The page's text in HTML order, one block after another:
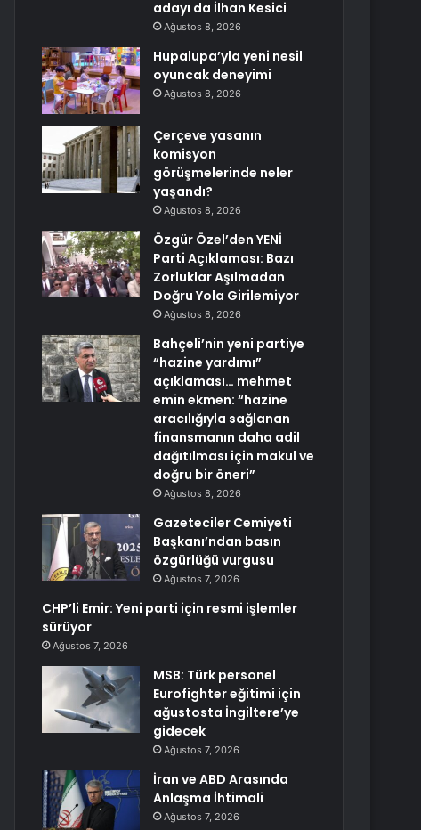
adayı da İlhan Kesici
Ağustos 8, 2026
Hupalupa’yla yeni nesil
oyuncak deneyimi
Ağustos 8, 2026
Çerçeve yasanın
komisyon
görüşmelerinde neler
yaşandı?
Ağustos 8, 2026
Özgür Özel’den YENİ
Parti Açıklaması: Bazı
Zorluklar Aşılmadan
Doğru Yola Girilemiyor
Ağustos 8, 2026
Bahçeli’nin yeni partiye
“hazine yardımı”
açıklaması… mehmet
emin ekmen: “hazine
aracılığıyla sağlanan
finansmanın daha adil
dağıtılması için makul ve
doğru bir öneri”
Ağustos 8, 2026
Gazeteciler Cemiyeti
Başkanı’ndan basın
özgürlüğü vurgusu
Ağustos 7, 2026
CHP’li Emir: Yeni parti için resmi işlemler
sürüyor
Ağustos 7, 2026
MSB: Türk personel
Eurofighter eğitimi için
ağustosta İngiltere’ye
gidecek
Ağustos 7, 2026
İran ve ABD Arasında
Anlaşma İhtimali
Ağustos 7, 2026